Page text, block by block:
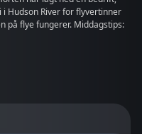
Hudson River for flyvertinner
på flye fungerer. Middagstips: